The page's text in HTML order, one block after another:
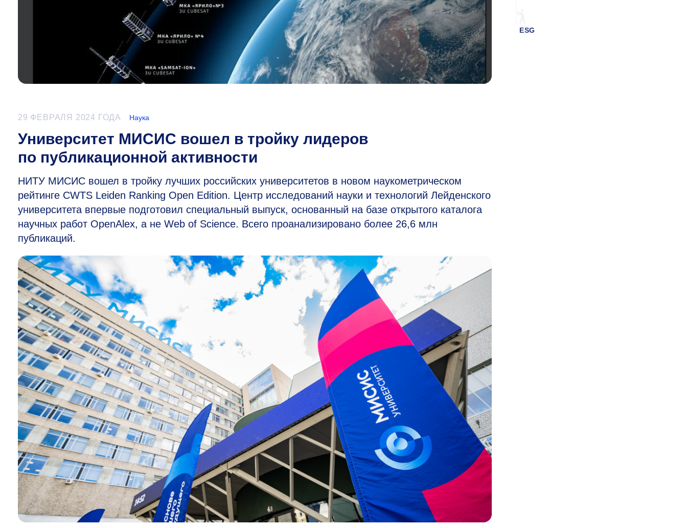
29 ФЕВРАЛЯ 2024 ГОДА Наука
Университет МИСИС вошел в тройку лидеров
по публикационной активности
НИТУ МИСИС вошел в тройку лучших российских университетов в новом наукометрическом
рейтинге CWTS Leiden Ranking Open Edition. Центр исследований науки и технологий Лейденского
университета впервые подготовил специальный выпуск, основанный на базе открытого каталога
научных работ OpenAlex, а не Web of Science. Всего проанализировано более 26,6 млн
публикаций.
ESG